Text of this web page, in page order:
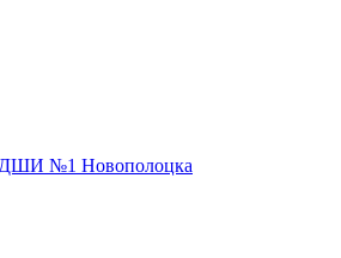
ДШИ №1 Новополоцка